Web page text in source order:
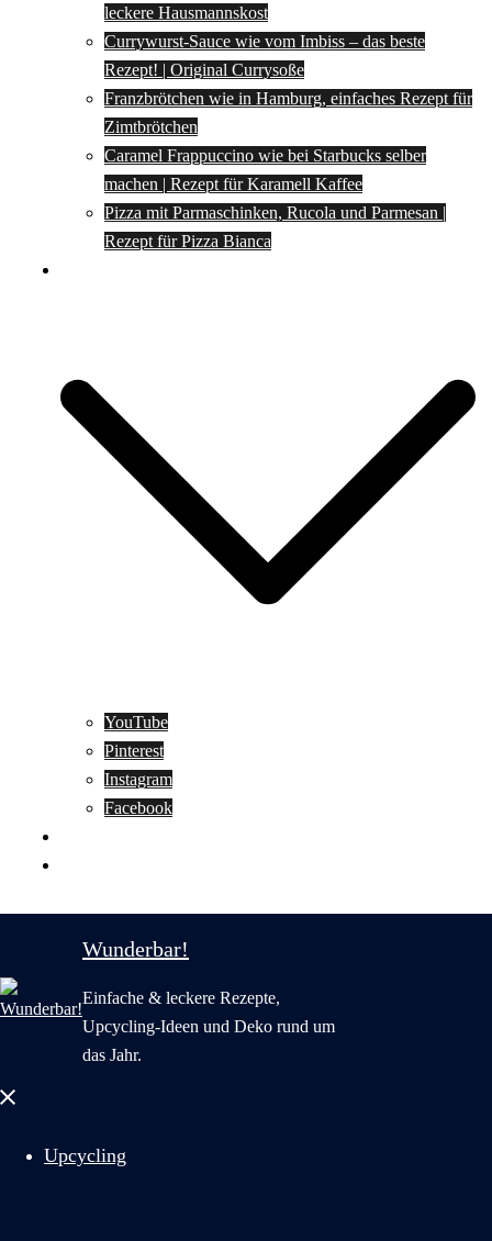
leckere Hausmannskost
Currywurst-Sauce wie vom Imbiss – das beste
Rezept! | Original Currysoße
Franzbrötchen wie in Hamburg, einfaches Rezept für
Zimtbrötchen
Caramel Frappuccino wie bei Starbucks selber
machen | Rezept für Karamell Kaffee
Pizza mit Parmaschinken, Rucola und Parmesan |
Rezept für Pizza Bianca
YouTube
Pinterest
Instagram
Facebook
Wunderbar!
Einfache & leckere Rezepte,
Upcycling-Ideen und Deko rund um
das Jahr.
Menü
Upcycling